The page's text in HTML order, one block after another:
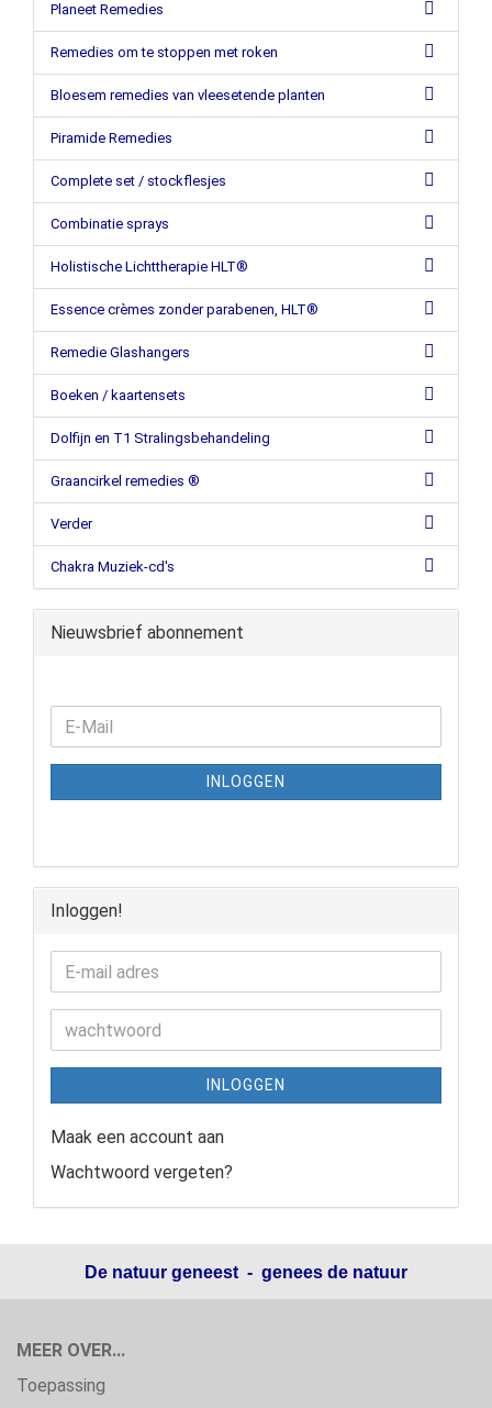
Planeet Remedies
Remedies om te stoppen met roken
Bloesem remedies van vleesetende planten
Piramide Remedies
Complete set / stockflesjes
Combinatie sprays
Holistische Lichttherapie HLT®
Essence crèmes zonder parabenen, HLT®
Remedie Glashangers
Boeken / kaartensets
Dolfijn en T1 Stralingsbehandeling
Graancirkel remedies ®
Verder
Chakra Muziek-cd's
Nieuwsbrief abonnement
INLOGGEN
Inloggen!
INLOGGEN
Maak een account aan
Wachtwoord vergeten?
De natuur geneest - genees de natuur
MEER OVER...
Toepassing